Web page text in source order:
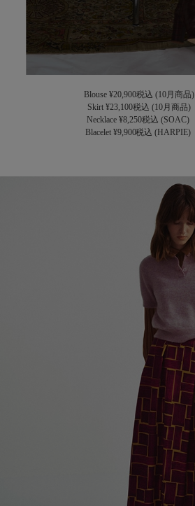
Blouse ¥20,900税込 (10月商品)
Skirt ¥23,100税込 (10月商品)
Necklace ¥8,250税込 (SOAC)
Blacelet ¥9,900税込 (HARPIE)